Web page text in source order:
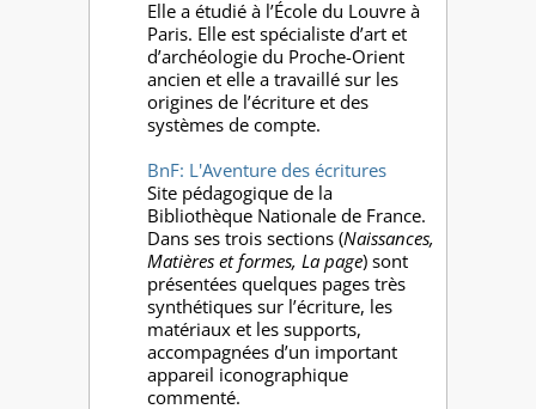
Elle a étudié à l’École du Louvre à
Paris. Elle est spécialiste d’art et
d’archéologie du Proche-Orient
ancien et elle a travaillé sur les
origines de l’écriture et des
systèmes de compte.
BnF: L'Aventure des écritures
Site pédagogique de la
Bibliothèque Nationale de France.
Dans ses trois sections (Naissances,
Matières et formes, La page) sont
présentées quelques pages très
synthétiques sur l’écriture, les
matériaux et les supports,
accompagnées d’un important
appareil iconographique
commenté.